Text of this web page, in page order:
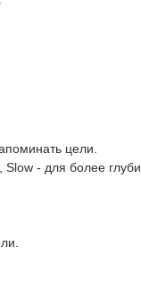
цели.
- для более